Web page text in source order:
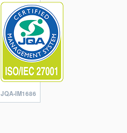
JQA-IM1686